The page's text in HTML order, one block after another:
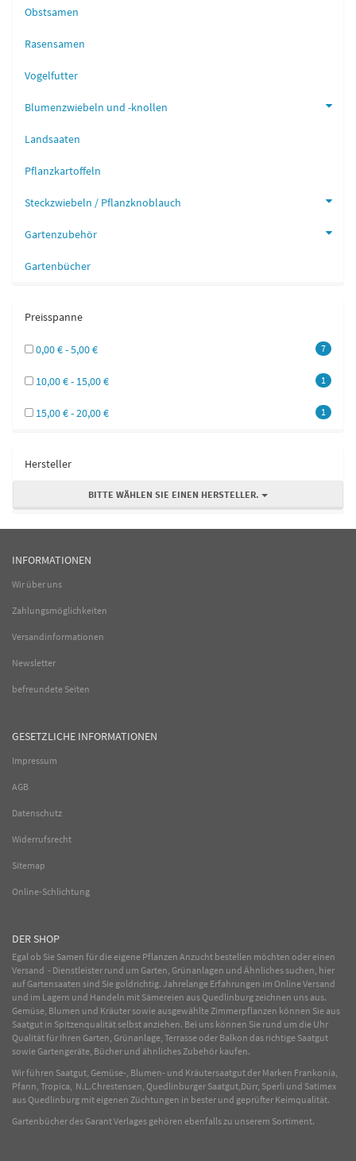
Obstsamen
Rasensamen
Vogelfutter
Blumenzwiebeln und -knollen
Landsaaten
Pflanzkartoffeln
Steckzwiebeln / Pflanzknoblauch
Gartenzubehör
Gartenbücher
Preisspanne
7
0,00 € - 5,00 €
1
10,00 € - 15,00 €
1
15,00 € - 20,00 €
Hersteller
BITTE WÄHLEN SIE EINEN HERSTELLER.
INFORMATIONEN
Wir über uns
Zahlungsmöglichkeiten
Versandinformationen
Newsletter
befreundete Seiten
GESETZLICHE INFORMATIONEN
Impressum
AGB
Datenschutz
Widerrufsrecht
Sitemap
Online-Schlichtung
DER SHOP
Egal ob Sie Samen für die eigene Pflanzen Anzucht bestellen möchten oder einen
Versand - Dienstleister rund um Garten, Grünanlagen und Ähnliches suchen, hier
auf Gartensaaten sind Sie goldrichtig. Jahrelange Erfahrungen im OnlineVersand
und im Lagern und Handeln mit Sämereien aus Quedlinburg zeichnen uns aus.
Gemüse, Blumen und Kräuter sowie ausgewählteZimmerpflanzen können Sie aus
Saatgut in Spitzenqualität selbst anziehen. Bei uns können Sie rund um die Uhr
Qualität für Ihren Garten, Grünanlage, Terrasse oder Balkon das richtige Saatgut
sowie Gartengeräte, Bücher und ähnliches Zubehör kaufen.
Wir führen Saatgut, Gemüse-, Blumen- und Kräutersaatgut der Marken Frankonia,
Pfann, Tropica, N.L.Chrestensen, Quedlinburger Saatgut,Dürr, Sperli und Satimex
aus Quedlinburg mit eigenen Züchtungen in bester und geprüfter Keimqualität.
Gartenbücher des Garant Verlages gehören ebenfalls zu unserem Sortiment.